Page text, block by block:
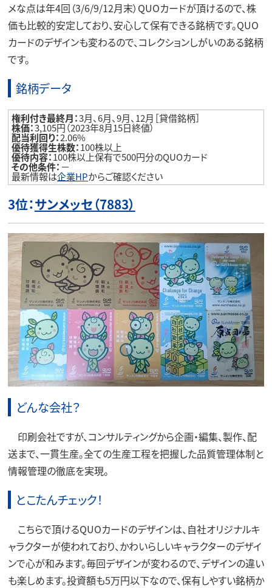
メな点は年4回（3/6/9/12月末）QUOカードが頂けるので、株
価も比較的安定しており、安心して保有できる銘柄です。QUO
カードのデザインも変わるので、コレクションしがいのある銘柄
です。
銘柄データ
権利付き最終月：3月、6月、9月、12月［貸借銘柄］
株価：3,105円（2023年8月15日終値）
配当利回り：2.06%
優待獲得生株数：100株以上
優待内容：100株以上保有で500円分のQUOカード
その他条件： －
最新情報は企業HPからご確認ください
3位：サンメッセ（7883）
どんな会社？
印刷会社ですが、コンサルティングから企画・編集、製作、配
送まで、一貫生産。全ての生産工程を把握した品質管理体制と
情報管理の徹底を実現。
とこたんチェック！
こちらで頂けるQUOカードのデザインは、自社オリジナルキ
ャラクターが使われており、かわいらしいキャラクターのデザイ
ンで心が和みます。毎回デザインが変わるので、デザインの違い
も楽しめます。投資額も5万円以下なので、保有しやすい銘柄か